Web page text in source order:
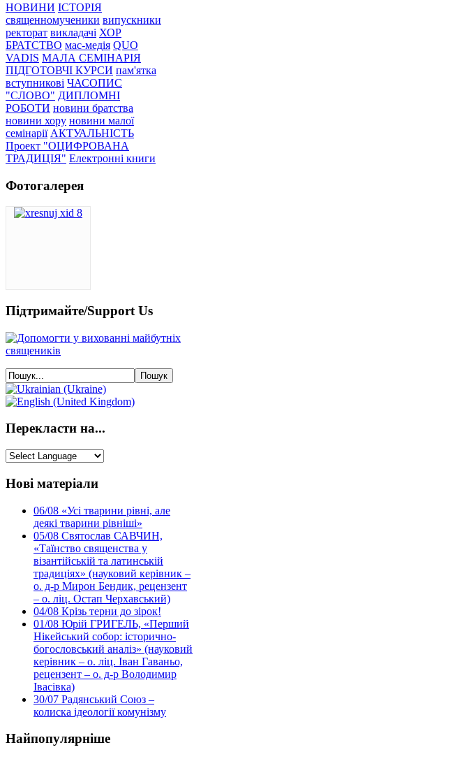
НОВИНИ ІСТОРІЯ
священномученики випускники
ректорат викладачі ХОР
БРАТСТВО мас-медія QUO
VADIS МАЛА СЕМІНАРІЯ
ПІДГОТОВЧІ КУРСИ пам'ятка
вступникові ЧАСОПИС
"СЛОВО" ДИПЛОМНІ
РОБОТИ новини братства
новини хору новини малої
семінарії АКТУАЛЬНІСТЬ
Проект "ОЦИФРОВАНА
ТРАДИЦІЯ" Електронні книги
Фотогалерея
Підтримайте/Support Us
Перекласти на...
Нові матеріали
06/08 «Усі тварини рівні, але
деякі тварини рівніші»
05/08 Святослав САВЧИН,
«Таїнство священства у
візантійській та латинській
традиціях» (науковий керівник –
о. д-р Мирон Бендик, рецензент
– о. ліц. Остап Черхавський)
04/08 Крізь терни до зірок!
01/08 Юрій ГРИГЕЛЬ, «Перший
Нікейський собор: історично-
богословський аналіз» (науковий
керівник – о. ліц. Іван Гаваньо,
рецензент – о. д-р Володимир
Івасівка)
30/07 Радянський Союз –
колиска ідеології комунізму
Найпопулярніше